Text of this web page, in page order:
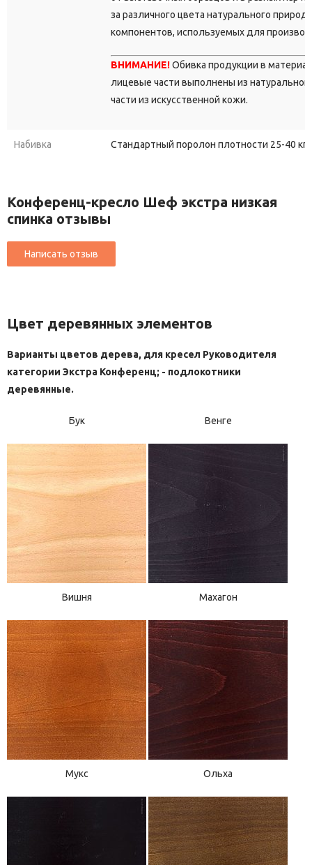
за различного цвета натурального
компонентов, используемых для
ВНИМАНИЕ!Обивка продукции в
лицевые части выполнены из
части из искусственной кожи.
Набивка Стандартный поролон плотности 25-40
Конференц-кресло Шеф экстра низкая
спинка отзывы
Цвет деревянных элементов
Варианты цветов дерева, для кресел Руководителя
категории Экстра Конференц; - подлокотники
деревянные.
Бук Венге
Вишня Махагон
Мукс Ольха